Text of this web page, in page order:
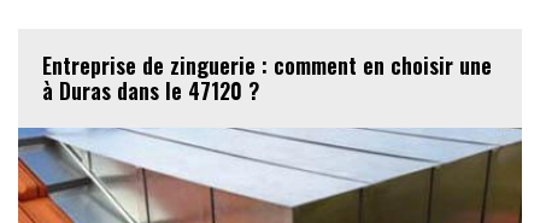
Entreprise de zinguerie : comment en choisir une
à Duras dans le 47120 ?